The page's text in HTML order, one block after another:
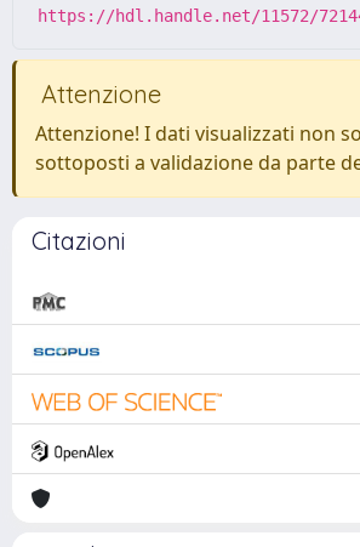
https://hdl.handle.net/11572/
Attenzione
Attenzione! I dati visualizzati non
sottoposti a validazione da parte
Citazioni